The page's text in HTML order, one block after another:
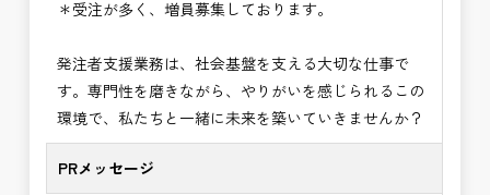
い。＞
・＜急募＞資料作成業務
・NEXCO（ネクスコ）施工管理
・NEXCO（ネクスコ）点検業務
・電気工事監督支援業務
＊受注が多く、増員募集しております。
発注者支援業務は、社会基盤を支える大切な仕事で
す。専門性を磨きながら、やりがいを感じられるこの
環境で、私たちと一緒に未来を築いていきませんか？
PRメッセージ